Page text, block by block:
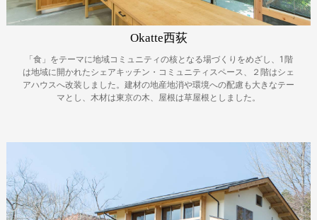
Okatte西荻
「食」をテーマに地域コミュニティの核となる場づくりをめざし、1階
は地域に開かれたシェアキッチン・コミュニティスペース、２階はシェ
アハウスへ改装しました。建材の地産地消や環境への配慮も大きなテー
マとし、木材は東京の木、屋根は草屋根としました。